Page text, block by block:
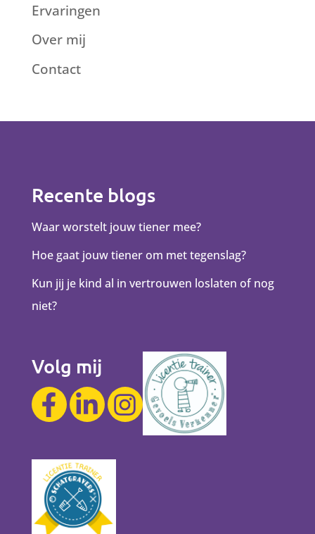
Ervaringen
Over mij
Contact
Recente blogs
Waar worstelt jouw tiener mee?
Hoe gaat jouw tiener om met tegenslag?
Kun jij je kind al in vertrouwen loslaten of nog
niet?
Volg mij